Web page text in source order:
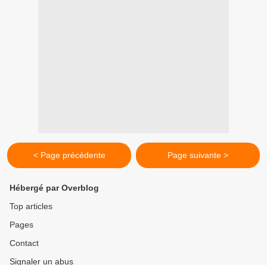
< Page précédente Page suivante >
Hébergé par Overblog
Top articles
Pages
Contact
Signaler un abus